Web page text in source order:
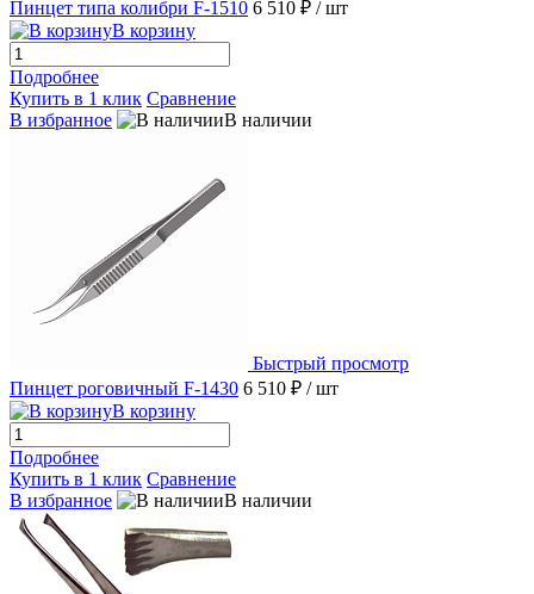
Пинцет типа колибри F-1510 6 510 ₽ / шт
В корзину
Подробнее
Купить в 1 клик Сравнение
В избранное
В наличии
Быстрый просмотр
Пинцет роговичный F-1430 6 510 ₽ / шт
В корзину
Подробнее
Купить в 1 клик Сравнение
В избранное
В наличии